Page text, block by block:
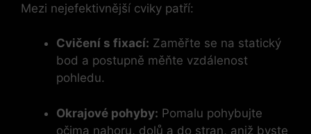
Mezi nejefektivnější cviky patří:
Cvičení s fixací: Zaměřte se na statický
bod a postupně měňte vzdálenost
pohledu.
Okrajové pohyby: Pomalu pohybujte
očima nahoru, dolů a do stran, aniž byste